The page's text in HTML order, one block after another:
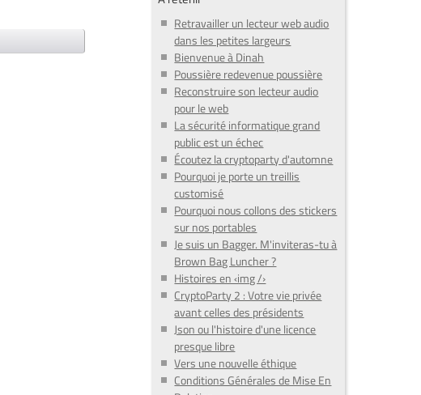
Retravailler un lecteur web audio
dans les petites largeurs
Bienvenue à Dinah
Poussière redevenue poussière
Reconstruire son lecteur audio
pour le web
La sécurité informatique grand
public est un échec
Écoutez la cryptoparty d'automne
Pourquoi je porte un treillis
customisé
Pourquoi nous collons des stickers
sur nos portables
Je suis un Bagger. M'inviteras-tu à
Brown Bag Luncher ?
Histoires en ‹img /›
CryptoParty 2 : Votre vie privée
avant celles des présidents
Json ou l'histoire d'une licence
presque libre
Vers une nouvelle éthique
Conditions Générales de Mise En